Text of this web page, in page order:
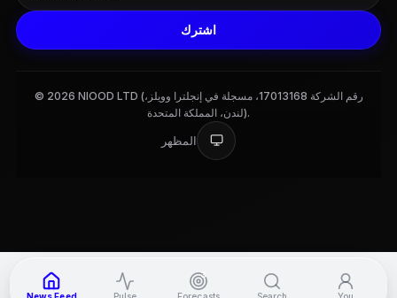
اشترك
© 2026 NIOOD LTD (رقم الشركة 17013168، مسجلة في إنجلترا وويلز،
لندن، المملكة المتحدة).
المظهر
3